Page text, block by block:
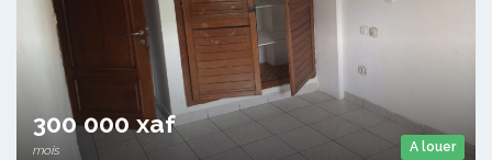
A louer
300 000 xaf
mois